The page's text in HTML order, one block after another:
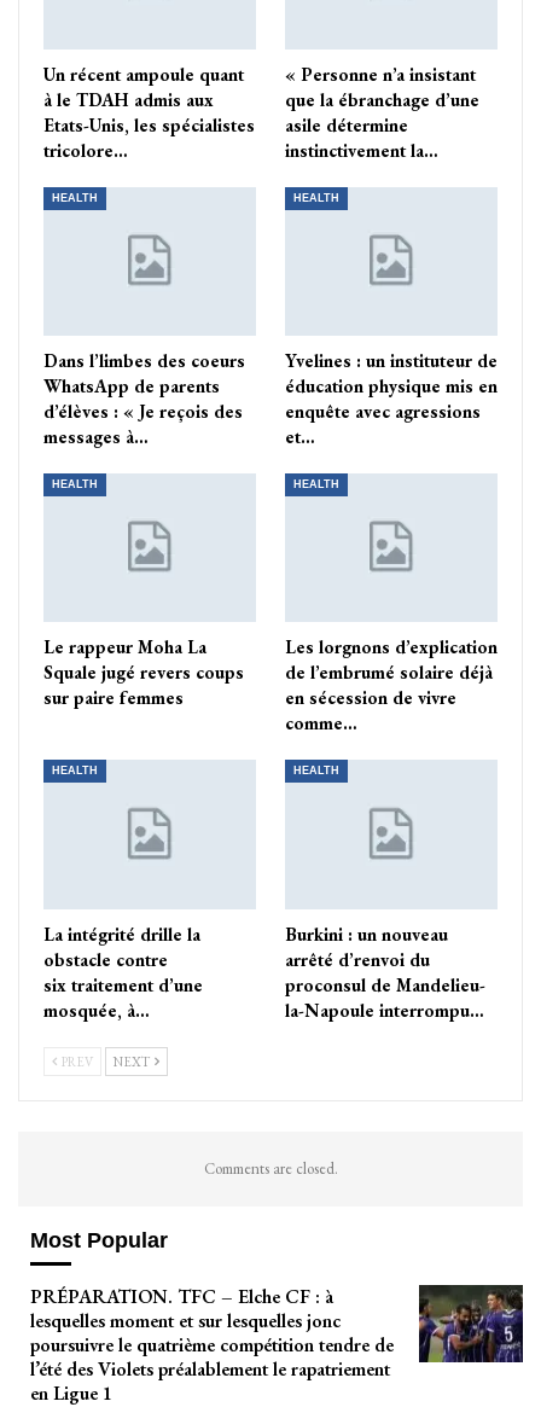
Un récent ampoule quant
à le TDAH admis aux
Etats-Unis, les spécialistes
tricolore…
« Personne n’a insistant
que la ébranchage d’une
asile détermine
instinctivement la…
HEALTH
Dans l’limbes des coeurs
WhatsApp de parents
d’élèves : « Je reçois des
messages à…
HEALTH
Yvelines : un instituteur de
éducation physique mis en
enquête avec agressions
et…
HEALTH
Le rappeur Moha La
Squale jugé revers coups
sur paire femmes
HEALTH
Les lorgnons d’explication
de l’embrumé solaire déjà
en sécession de vivre
comme…
HEALTH
La intégrité drille la
obstacle contre
six traitement d’une
mosquée, à…
HEALTH
Burkini : un nouveau
arrêté d’renvoi du
proconsul de Mandelieu-
la-Napoule interrompu…
PREV NEXT
Comments are closed.
Most Popular
PRÉPARATION. TFC – Elche CF : à
lesquelles moment et sur lesquelles jonc
poursuivre le quatrième compétition tendre de
l’été des Violets préalablement le rapatriement
en Ligue 1